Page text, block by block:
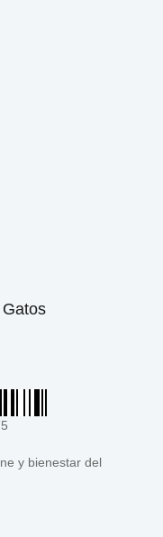
y bienestar del